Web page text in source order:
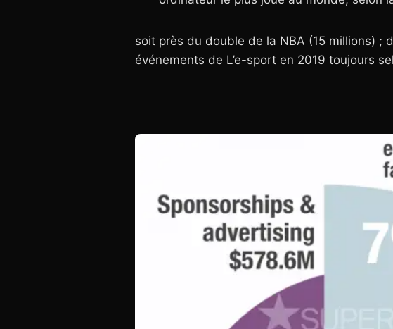
soit près du double de la NBA (15 millions) ;
événements de L’e-sport en 2019 toujours